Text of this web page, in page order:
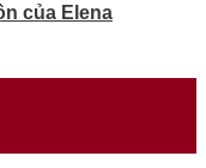
của Elena